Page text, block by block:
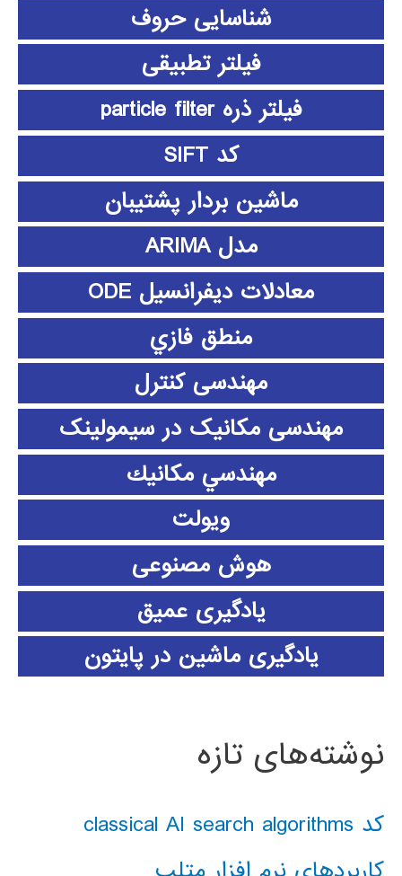
شناسایی حروف
فیلتر تطبیقی
فیلتر ذره particle filter
کد SIFT
ماشین بردار پشتیبان
مدل ARIMA
معادلات دیفرانسیل ODE
منطق فازي
مهندسی کنترل
مهندسی مکانیک در سیمولینک
مهندسي مكانيك
ویولت
هوش مصنوعی
یادگیری عمیق
یادگیری ماشین در پایتون
نوشته‌های تازه
کد classical AI search algorithms